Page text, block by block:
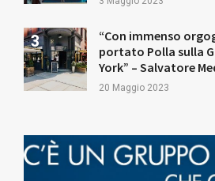
“Con immenso
portato Polla sulla
York” – Salvatore
20 Maggio 2023